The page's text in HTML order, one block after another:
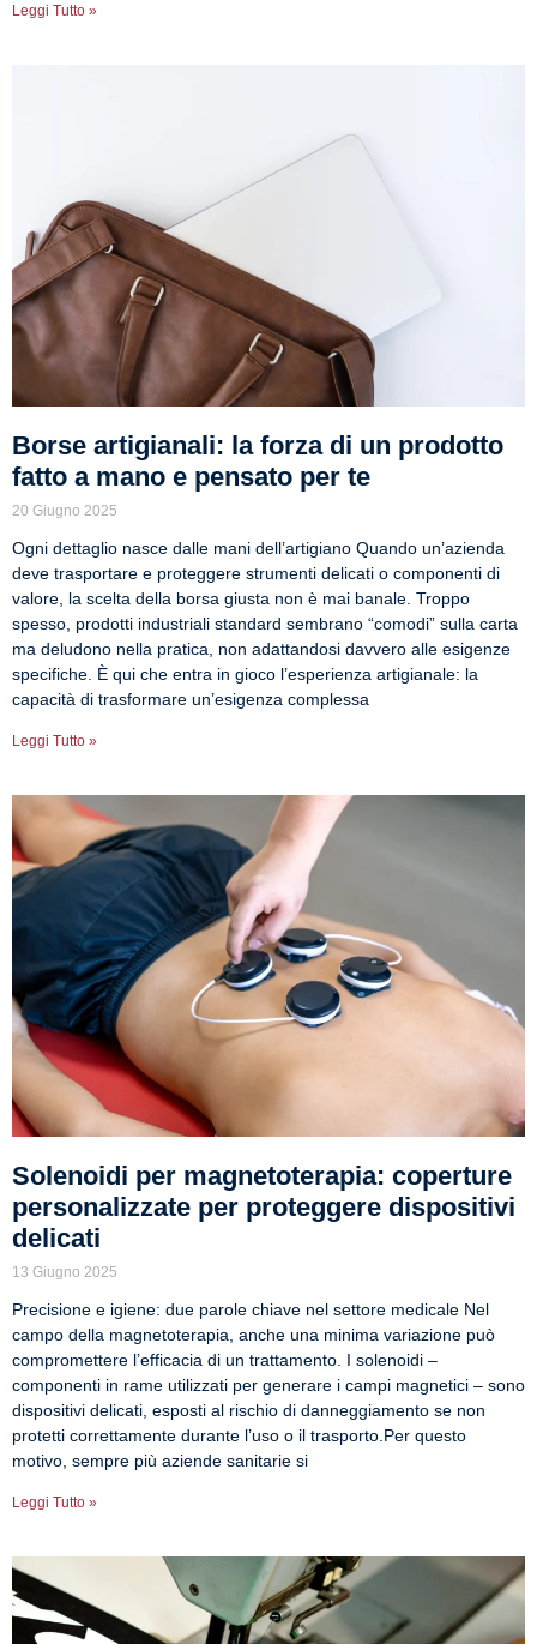
Leggi Tutto »
Borse artigianali: la forza di un prodotto
fatto a mano e pensato per te
20 Giugno 2025
Ogni dettaglio nasce dalle mani dell’artigiano Quando un’azienda
deve trasportare e proteggere strumenti delicati o componenti di
valore, la scelta della borsa giusta non è mai banale. Troppo
spesso, prodotti industriali standard sembrano “comodi” sulla carta
ma deludono nella pratica, non adattandosi davvero alle esigenze
specifiche. È qui che entra in gioco l’esperienza artigianale: la
capacità di trasformare un’esigenza complessa
Leggi Tutto »
Solenoidi per magnetoterapia: coperture
personalizzate per proteggere dispositivi
delicati
13 Giugno 2025
Precisione e igiene: due parole chiave nel settore medicale Nel
campo della magnetoterapia, anche una minima variazione può
compromettere l’efficacia di un trattamento. I solenoidi –
componenti in rame utilizzati per generare i campi magnetici – sono
dispositivi delicati, esposti al rischio di danneggiamento se non
protetti correttamente durante l’uso o il trasporto.Per questo
motivo, sempre più aziende sanitarie si
Leggi Tutto »